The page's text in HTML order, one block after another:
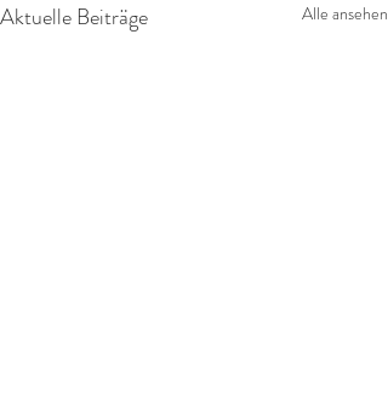
Aktuelle Beiträge Alle ansehen